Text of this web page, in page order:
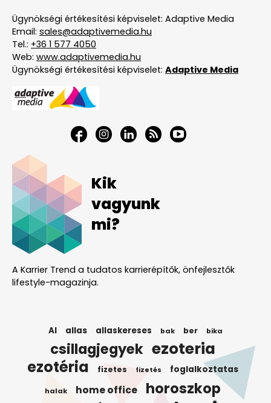
Ügynökségi értékesítési képviselet: Adaptive Media
Email: sales@adaptivemedia.hu
Tel.: +36 1 577 4050
Web: www.adaptivemedia.hu
Ügynökségi értékesítési képviselet: Adaptive Media
Kik
vagyunk
mi?
A Karrier Trend a tudatos karrierépítők, önfejlesztők
lifestyle-magazinja.
AI allas allaskereses bak ber bika
csillagjegyek ezoteria
ezotéria fizetes fizetés foglalkoztatas
halak home office horoszkop